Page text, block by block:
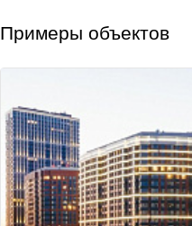
Примеры объектов